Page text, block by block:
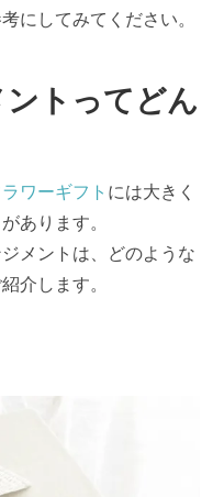
にしてみてください。
トってどん
ワーギフト には大きく
あります。
メントは、どのような
介します。